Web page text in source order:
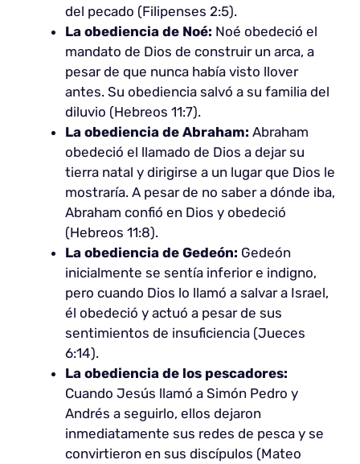
del pecado (Filipenses 2:5).
La obediencia de Noé: Noé obedeció el
mandato de Dios de construir un arca, a
pesar de que nunca había visto llover
antes. Su obediencia salvó a su familia del
diluvio (Hebreos 11:7).
La obediencia de Abraham: Abraham
obedeció el llamado de Dios a dejar su
tierra natal y dirigirse a un lugar que Dios le
mostraría. A pesar de no saber a dónde iba,
Abraham confió en Dios y obedeció
(Hebreos 11:8).
La obediencia de Gedeón: Gedeón
inicialmente se sentía inferior e indigno,
pero cuando Dios lo llamó a salvar a Israel,
él obedeció y actuó a pesar de sus
sentimientos de insuficiencia (Jueces
6:14).
La obediencia de los pescadores:
Cuando Jesús llamó a Simón Pedro y
Andrés a seguirlo, ellos dejaron
inmediatamente sus redes de pesca y se
convirtieron en sus discípulos (Mateo